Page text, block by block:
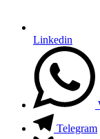
Linkedin
Telegram